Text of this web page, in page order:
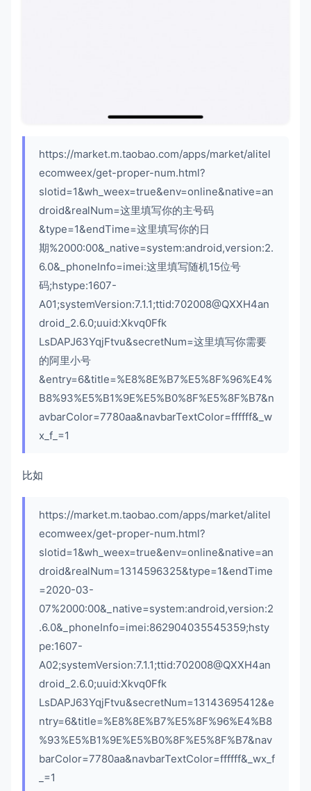
https://market.m.taobao.com/apps/market/alitel
ecomweex/get-proper-num.html?
slotid=1&wh_weex=true&env=online&native=an
droid&realNum=这里填写你的主号码
&type=1&endTime=这里填写你的日
期%2000:00&_native=system:android,version:2.
6.0&_phoneInfo=imei:这里填写随机15位号
码;hstype:1607-
A01;systemVersion:7.1.1;ttid:702008@QXXH4an
droid_2.6.0;uuid:Xkvq0Ffk
LsDAPJ63YqjFtvu&secretNum=这里填写你需要
的阿里小号
&entry=6&title=%E8%8E%B7%E5%8F%96%E4%
B8%93%E5%B1%9E%E5%B0%8F%E5%8F%B7&n
avbarColor=7780aa&navbarTextColor=ffffff&_w
x_f_=1
比如
https://market.m.taobao.com/apps/market/alitel
ecomweex/get-proper-num.html?
slotid=1&wh_weex=true&env=online&native=an
droid&realNum=1314596325&type=1&endTime
=2020-03-
07%2000:00&_native=system:android,version:2
.6.0&_phoneInfo=imei:862904035545359;hsty
pe:1607-
A02;systemVersion:7.1.1;ttid:702008@QXXH4an
droid_2.6.0;uuid:Xkvq0Ffk
LsDAPJ63YqjFtvu&secretNum=13143695412&e
ntry=6&title=%E8%8E%B7%E5%8F%96%E4%B8
%93%E5%B1%9E%E5%B0%8F%E5%8F%B7&nav
barColor=7780aa&navbarTextColor=ffffff&_wx_f
_=1